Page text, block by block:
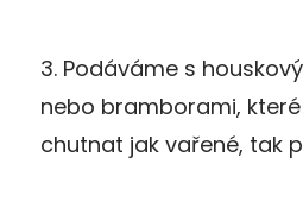
3. Podáváme s
nebo bramborami,
chutnat jak vařené, tak